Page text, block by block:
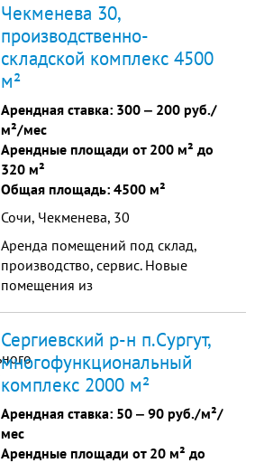
1000кг., нагрузка на пол 700кг/
кв.м.,
Чекменева 30,
производственно-
складской комплекс 4500
м²
Арендная ставка: 300 ‒ 200 руб./
м²/мес
Арендные площади от 200 м² до
320 м²
Общая площадь: 4500 м²
Сочи, Чекменева, 30
Аренда помещений под склад,
производство, сервис. Новые
помещения из
отдельный въезд в каждую секцию
...
Сергиевский р-н п.Сургут,
многофункциональный
комплекс 2000 м²
Арендная ставка: 50 ‒ 90 руб./м²/
мес
Арендные площади от 20 м² до